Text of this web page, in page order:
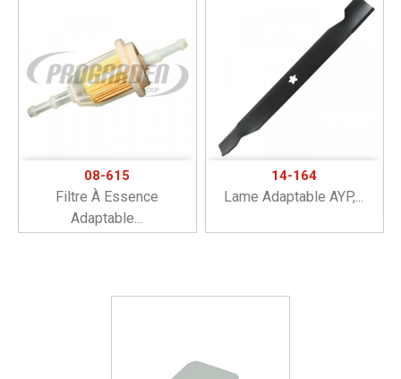
08-615
Filtre À Essence
Adaptable...
14-164
Lame Adaptable AYP,...